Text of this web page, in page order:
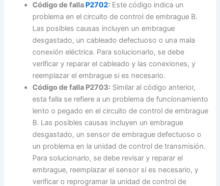
Código de falla P2702: Este código indica un
problema en el circuito de control de embrague B.
Las posibles causas incluyen un embrague
desgastado, un cableado defectuoso o una mala
conexión eléctrica. Para solucionarlo, se debe
verificar y reparar el cableado y las conexiones, y
reemplazar el embrague si es necesario.
Código de falla P2703: Similar al código anterior,
esta falla se refiere a un problema de funcionamiento
lento o pegado en el circuito de control de embrague
B. Las posibles causas incluyen un embrague
desgastado, un sensor de embrague defectuoso o
un problema en la unidad de control de transmisión.
Para solucionarlo, se debe revisar y reparar el
embrague, reemplazar el sensor si es necesario, y
verificar o reprogramar la unidad de control de